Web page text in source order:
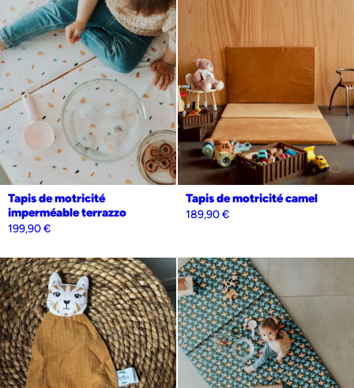
Tapis de motricité
imperméable terrazzo
199,90€
Tapis de motricité camel
189,90€
Personnalisation Oui Non